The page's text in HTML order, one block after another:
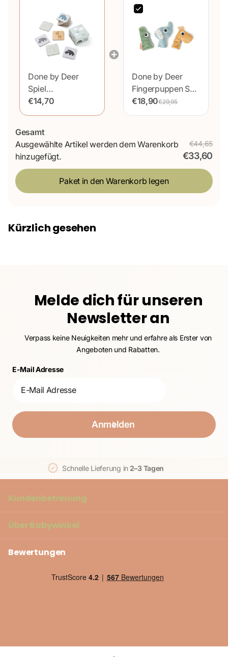
Done by Deer
Spiel
Gedächtnisspiel
Hirsche Freunde
€14,70
Done by Deer
Fingerpuppen Set
Deer Friends
Colour Mix 3tlg
€18,90€29,95
Gesamt
Ausgewählte Artikel werden dem Warenkorb
hinzugefügt.
€44,65
€33,60
Paket in den Warenkorb legen
Kürzlich gesehen
Melde dich für unseren
Newsletter an
Verpass keine Neuigkeiten mehr und erfahre als Erster von
Angeboten und Rabatten.
E-Mail Adresse
Anmelden
Schnelle Lieferung in2–3 Tagen
Kundenbetreuung
ÜberBabywinkel
Bewertungen